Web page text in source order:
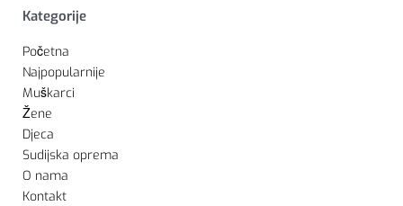
Kategorije
Početna
Najpopularnije
Muškarci
Žene
Djeca
Sudijska oprema
O nama
Kontakt